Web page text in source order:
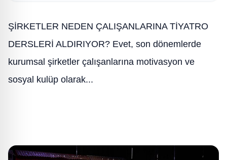
ŞİRKETLER NEDEN ÇALIŞANLARINA TİYATRO
DERSLERİ ALDIRIYOR? Evet, son dönemlerde
kurumsal şirketler çalışanlarına motivasyon ve
sosyal kulüp olarak...